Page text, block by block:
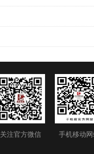
关注官方微信
手机移动